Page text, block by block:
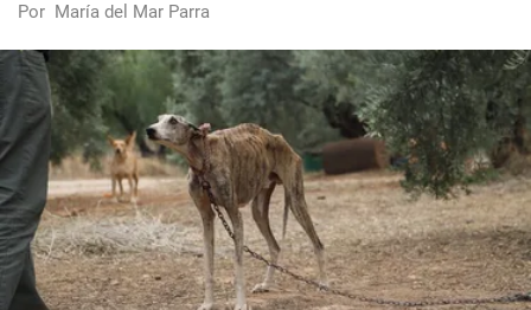
Por María del Mar Parra